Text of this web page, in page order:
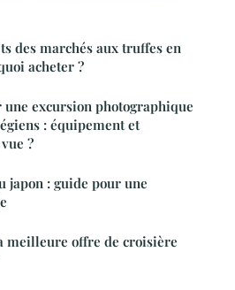
des marchés aux truffes en
acheter ?
excursion photographique
: équipement et
?
japon : guide pour une
meilleure offre de croisière